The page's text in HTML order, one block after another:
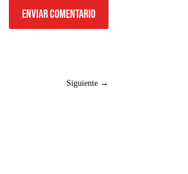
Enviar comentario
Siguiente→